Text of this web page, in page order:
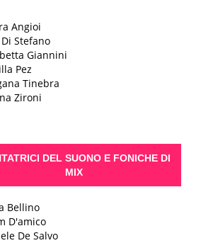
Angioi
Stefano
Giannini
Pez
Tinebra
Zironi
DEL SUONO E FONICHE DI
MIX
Bellino
D'amico
De Salvo